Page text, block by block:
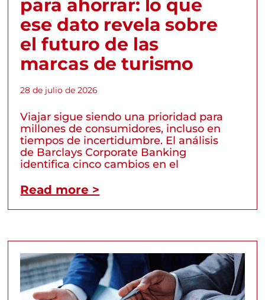
para ahorrar: lo que
ese dato revela sobre
el futuro de las
marcas de turismo
28 de julio de 2026
Viajar sigue siendo una prioridad para
millones de consumidores, incluso en
tiempos de incertidumbre. El análisis
de Barclays Corporate Banking
identifica cinco cambios en el
Read more >